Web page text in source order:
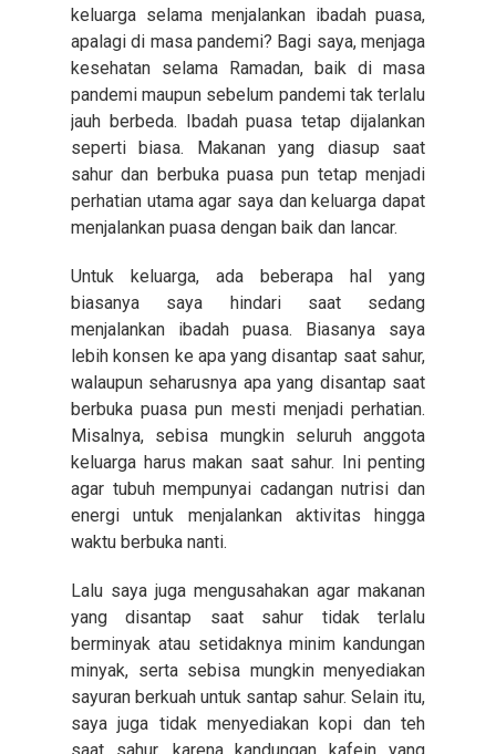
keluarga selama menjalankan ibadah puasa,
apalagi di masa pandemi? Bagi saya, menjaga
kesehatan selama Ramadan, baik di masa
pandemi maupun sebelum pandemi tak terlalu
jauh berbeda. Ibadah puasa tetap dijalankan
seperti biasa. Makanan yang diasup saat
sahur dan berbuka puasa pun tetap menjadi
perhatian utama agar saya dan keluarga dapat
menjalankan puasa dengan baik dan lancar.
Untuk keluarga, ada beberapa hal yang
biasanya saya hindari saat sedang
menjalankan ibadah puasa. Biasanya saya
lebih konsen ke apa yang disantap saat sahur,
walaupun seharusnya apa yang disantap saat
berbuka puasa pun mesti menjadi perhatian.
Misalnya, sebisa mungkin seluruh anggota
keluarga harus makan saat sahur. Ini penting
agar tubuh mempunyai cadangan nutrisi dan
energi untuk menjalankan aktivitas hingga
waktu berbuka nanti.
Lalu saya juga mengusahakan agar makanan
yang disantap saat sahur tidak terlalu
berminyak atau setidaknya minim kandungan
minyak, serta sebisa mungkin menyediakan
sayuran berkuah untuk santap sahur. Selain itu,
saya juga tidak menyediakan kopi dan teh